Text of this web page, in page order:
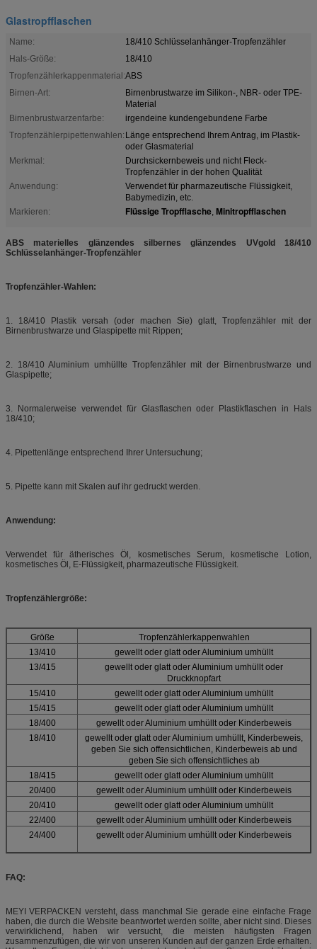
Glastropfflaschen
Name:
18/410 Schlüsselanhänger-Tropfenzähler
Hals-Größe:
18/410
Tropfenzählerkappenmaterial:ABS
Birnen-Art:
Birnenbrustwarze im Silikon-, NBR- oder TPE-
Material
Birnenbrustwarzenfarbe:
irgendeine kundengebundene Farbe
Tropfenzählerpipettenwahlen: Länge entsprechend Ihrem Antrag, im Plastik-
oder Glasmaterial
Merkmal:
Durchsickernbeweis und nicht Fleck-
Tropfenzähler in der hohen Qualität
Anwendung:
Verwendet für pharmazeutische Flüssigkeit,
Babymedizin, etc.
Markieren:
Flüssige Tropfflasche, Minitropfflaschen
ABS materielles glänzendes silbernes glänzendes UVgold 18/410
Schlüsselanhänger-Tropfenzähler
Tropfenzähler-Wahlen:
1. 18/410 Plastik versah (oder machen Sie) glatt, Tropfenzähler mit der
Birnenbrustwarze und Glaspipette mit Rippen;
2. 18/410 Aluminium umhüllte Tropfenzähler mit der Birnenbrustwarze und
Glaspipette;
3. Normalerweise verwendet für Glasflaschen oder Plastikflaschen in Hals
18/410;
4. Pipettenlänge entsprechend Ihrer Untersuchung;
5. Pipette kann mit Skalen auf ihr gedruckt werden.
Anwendung:
Verwendet für ätherisches Öl, kosmetisches Serum, kosmetische Lotion,
kosmetisches Öl, E-Flüssigkeit, pharmazeutische Flüssigkeit.
Tropfenzählergröße:
Größe
Tropfenzählerkappenwahlen
13/410
gewellt oder glatt oder Aluminium umhüllt
13/415
gewellt oder glatt oder Aluminium umhüllt oder
Druckknopfart
15/410
gewellt oder glatt oder Aluminium umhüllt
15/415
gewellt oder glatt oder Aluminium umhüllt
18/400
gewellt oder Aluminium umhüllt oder Kinderbeweis
18/410
gewellt oder glatt oder Aluminium umhüllt, Kinderbeweis,
geben Sie sich offensichtlichen, Kinderbeweis ab und
geben Sie sich offensichtliches ab
18/415
gewellt oder glatt oder Aluminium umhüllt
20/400
gewellt oder Aluminium umhüllt oder Kinderbeweis
20/410
gewellt oder glatt oder Aluminium umhüllt
22/400
gewellt oder Aluminium umhüllt oder Kinderbeweis
24/400
gewellt oder Aluminium umhüllt oder Kinderbeweis
FAQ:
MEYI VERPACKEN versteht, dass manchmal Sie gerade eine einfache Frage
haben, die durch die Website beantwortet werden sollte, aber nicht sind. Dieses
verwirklichend, haben wir versucht, die meisten häufigsten Fragen
zusammenzufügen, die wir von unseren Kunden auf der ganzen Erde erhalten.